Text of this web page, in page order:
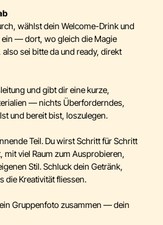
wählst dein Welcome-Drink und
— dort, wo gleich die Magie
sei bitte da und ready, direkt
und gibt dir eine kurze,
— nichts Überforderndes,
und bereit bist, loszulegen.
Teil. Du wirst Schritt für Schritt
viel Raum zum Ausprobieren,
Stil. Schluck dein Getränk,
die Kreativität fliessen.
Gruppenfoto zusammen — dein